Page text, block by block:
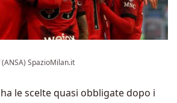
SpazioMilan.it
le scelte quasi obbligate dopo i